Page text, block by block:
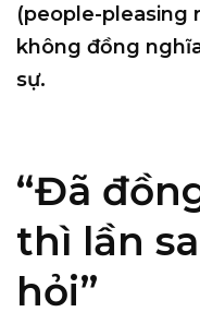
(people-pleasing
không đồng
sự.
“Đã
thì lần
hỏi”